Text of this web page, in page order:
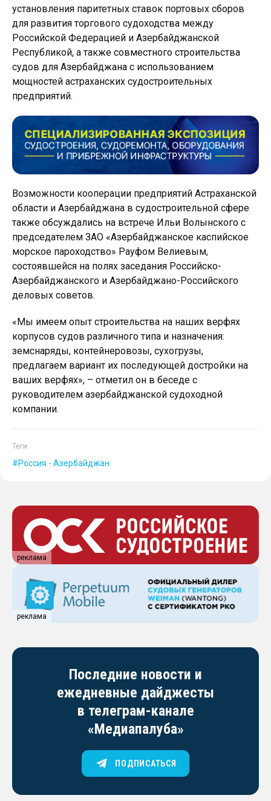
установления паритетных ставок портовых сборов
для развития торгового судоходства между
Российской Федерацией и Азербайджанской
Республикой, а также совместного строительства
судов для Азербайджана с использованием
мощностей астраханских судостроительных
предприятий.
Возможности кооперации предприятий Астраханской
области и Азербайджана в судостроительной сфере
также обсуждались на встрече Ильи Волынского с
председателем ЗАО «Азербайджанское каспийское
морское пароходство» Рауфом Велиевым,
состоявшейся на полях заседания Российско-
Азербайджанского и Азербайджано-Российского
деловых советов.
«Мы имеем опыт строительства на наших верфях
корпусов судов различного типа и назначения:
земснаряды, контейнеровозы, сухогрузы,
предлагаем вариант их последующей достройки на
ваших верфях», – отметил он в беседе с
руководителем азербайджанской судоходной
компании.
Теги
Россия - Азербайджан
реклама
реклама
Последние новости и
ежедневные дайджесты
в телеграм-канале
«Медиапалуба»
ПОДПИСАТЬСЯ